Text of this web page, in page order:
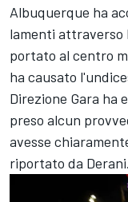
Albuquerque ha
lamenti attraverso
portato al centro
ha causato
Direzione Gara ha
preso alcun
avesse
riportato da Derani.